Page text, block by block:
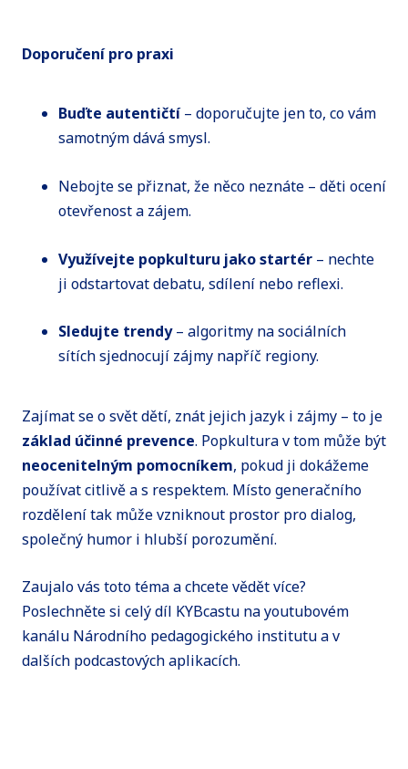
Doporučení pro praxi
Buďte autentičtí– doporučujte jen to, co vám
samotným dává smysl.
Nebojte se přiznat, že něco neznáte – děti ocení
otevřenost a zájem.
Využívejte popkulturu jako startér – nechte
ji odstartovat debatu, sdílení nebo reflexi.
Sledujte trendy– algoritmy na sociálních
sítích sjednocují zájmy napříč regiony.
Zajímat se o svět dětí, znát jejich jazyk i zájmy – to je
základ účinné prevence. Popkultura v tom může být
neocenitelným pomocníkem, pokud ji dokážeme
používat citlivě a s respektem. Místo generačního
rozdělení tak může vzniknout prostor pro dialog,
společný humor i hlubší porozumění.
Zaujalo vás toto téma a chcete vědět více?
Poslechněte si celý díl KYBcastu na youtubovém
kanálu Národního pedagogického institutu a v
dalších podcastových aplikacích.